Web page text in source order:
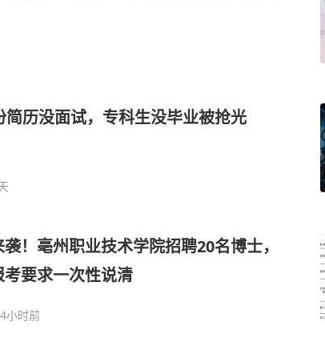
简历没面试，专科生没毕业被抢光
！亳州职业技术学院招聘20名博士，
要求一次性说清
小时前